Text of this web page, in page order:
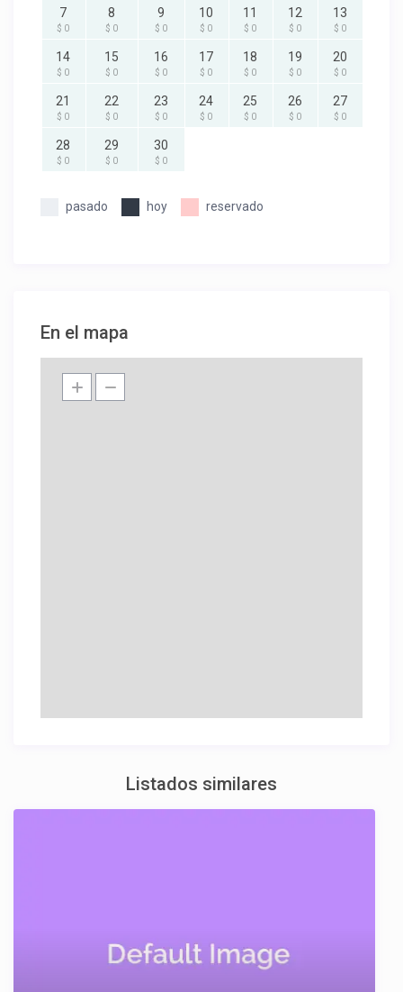
7
$ 0
8
$ 0
9
$ 0
10
$ 0
11
$ 0
12
$ 0
13
$ 0
14
$ 0
15
$ 0
16
$ 0
17
$ 0
18
$ 0
19
$ 0
20
$ 0
21
$ 0
22
$ 0
23
$ 0
24
$ 0
25
$ 0
26
$ 0
27
$ 0
28
$ 0
29
$ 0
30
$ 0
pasado hoy reservado
En el mapa
Listados similares